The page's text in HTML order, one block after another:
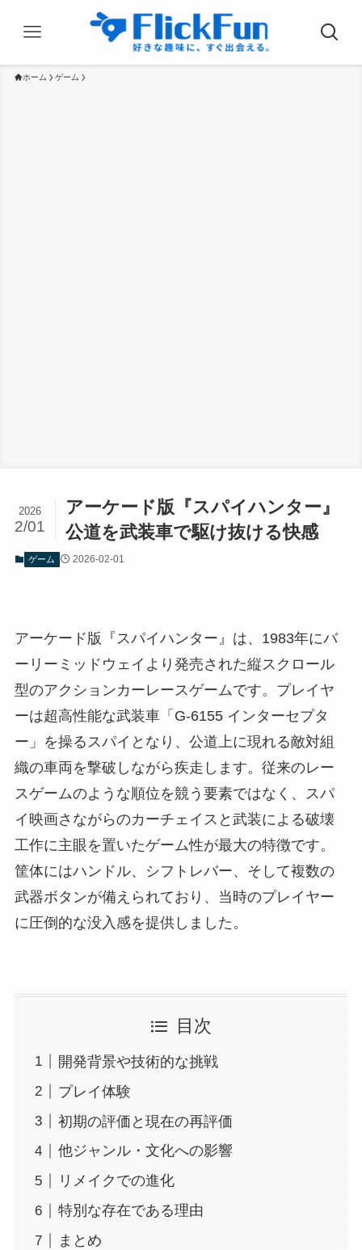
ホーム ゲーム
アーケード版『スパイハンター』
公道を武装車で駆け抜ける快感
2026
2/01
ゲーム 2026-02-01
アーケード版『スパイハンター』は、1983年にバ
ーリーミッドウェイより発売された縦スクロール
型のアクションカーレースゲームです。プレイヤ
ーは超高性能な武装車「G-6155 インターセプタ
ー」を操るスパイとなり、公道上に現れる敵対組
織の車両を撃破しながら疾走します。従来のレー
スゲームのような順位を競う要素ではなく、スパ
イ映画さながらのカーチェイスと武装による破壊
工作に主眼を置いたゲーム性が最大の特徴です。
筐体にはハンドル、シフトレバー、そして複数の
武器ボタンが備えられており、当時のプレイヤー
に圧倒的な没入感を提供しました。
目次
開発背景や技術的な挑戦
プレイ体験
初期の評価と現在の再評価
他ジャンル・文化への影響
リメイクでの進化
特別な存在である理由
まとめ